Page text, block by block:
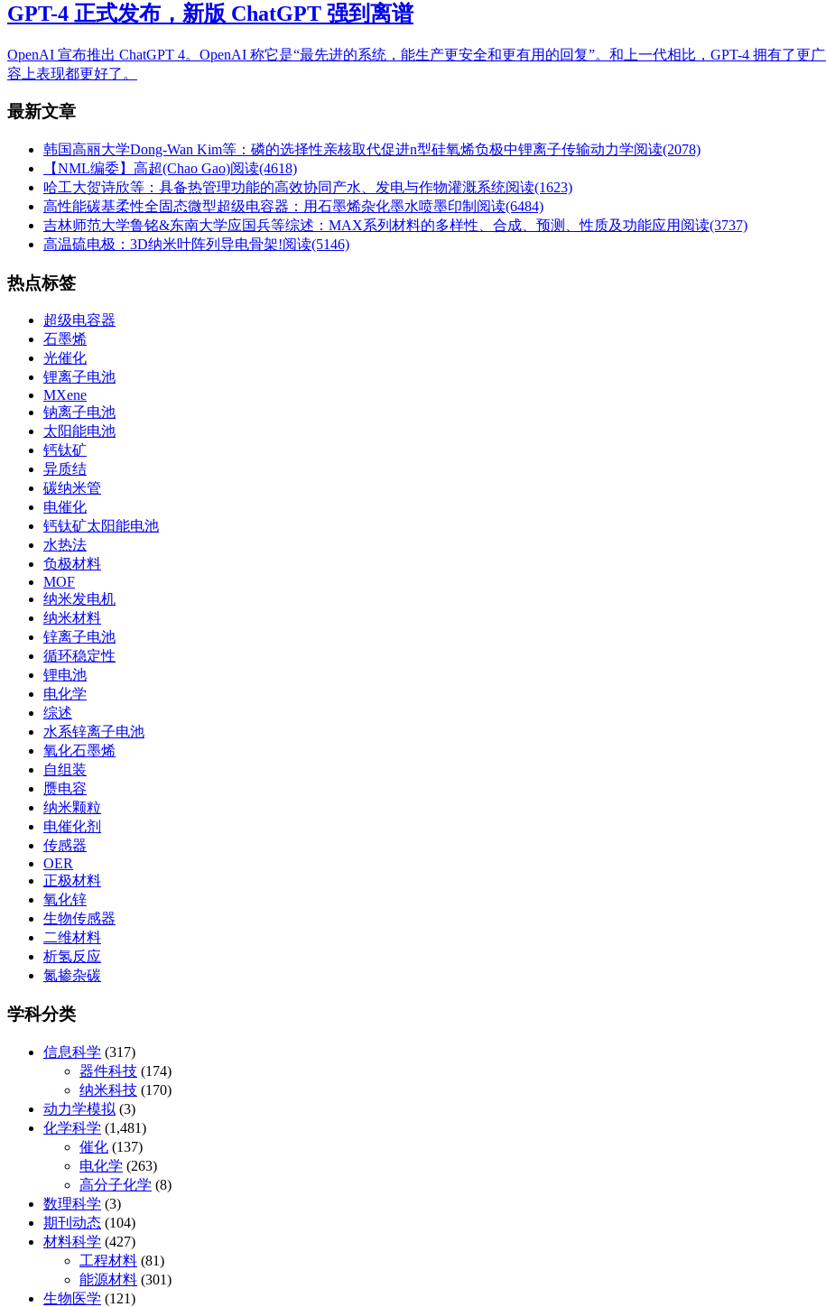
GPT-4 正式发布，新版 ChatGPT 强到离谱
OpenAI 宣布推出 ChatGPT 4。OpenAI 称它是“最先进的系统，能生产更安全和更有用的回复”。和上一代相比，GPT-4 拥有了
容上表现都更好了。
最新文章
韩国高丽大学Dong-Wan Kim等：磷的选择性亲核取代促进n型硅氧烯负极中锂离子传输动力学阅读(2078)
【NML编委】高超(Chao Gao)阅读(4618)
哈工大贺诗欣等：具备热管理功能的高效协同产水、发电与作物灌溉系统阅读(1623)
高性能碳基柔性全固态微型超级电容器：用石墨烯杂化墨水喷墨印制 阅读(6484)
吉林师范大学鲁铭&东南大学应国兵等综述：MAX系列材料的多样性、合成、预测、性质及功能应用 阅读(3737)
高温硫电极：3D纳米叶阵列导电骨架!阅读(5146)
热点标签
超级电容器
石墨烯
光催化
锂离子电池
MXene
钠离子电池
太阳能电池
钙钛矿
异质结
碳纳米管
电催化
钙钛矿太阳能电池
水热法
负极材料
MOF
纳米发电机
纳米材料
锌离子电池
循环稳定性
锂电池
电化学
综述
水系锌离子电池
氧化石墨烯
自组装
赝电容
纳米颗粒
电催化剂
传感器
OER
正极材料
氧化锌
生物传感器
二维材料
析氢反应
氮掺杂碳
学科分类
信息科学 (317)
器件科技 (174)
纳米科技 (170)
动力学模拟 (3)
化学科学 (1,481)
催化 (137)
电化学 (263)
高分子化学 (8)
数理科学 (3)
期刊动态 (104)
材料科学 (427)
工程材料 (81)
能源材料 (301)
生物医学 (121)